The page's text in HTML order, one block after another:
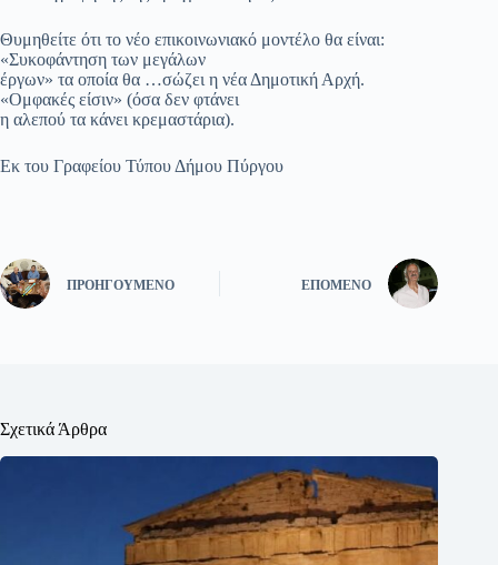
Θυμηθείτε ότι το νέο επικοινωνιακό μοντέλο θα είναι:
«Συκοφάντηση των μεγάλων
έργων» τα οποία θα …σώζει η νέα Δημοτική Αρχή.
«Ομφακές είσιν» (όσα δεν φτάνει
η αλεπού τα κάνει κρεμαστάρια).
Εκ του Γραφείου Τύπου Δήμου Πύργου
ΠΡΟΗΓΟΎΜΕΝΟ ΕΠΌΜΕΝΟ
Σχετικά Άρθρα